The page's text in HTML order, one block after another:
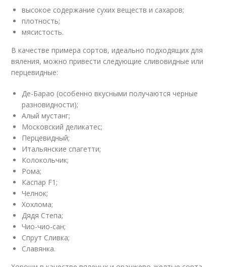
высокое содержание сухих веществ и сахаров;
плотность;
мясистость.
В качестве примера сортов, идеально подходящих для
вяления, можно привести следующие сливовидные или
перцевидные:
Де-Барао (особенно вкусными получаются черные
разновидности);
Алый мустанг;
Московский деликатес;
Перцевидный;
Итальянские спагетти;
Колокольчик;
Рома;
Каспар F1;
Челнок;
Хохлома;
Дядя Степа;
Чио-чио-сан;
Спрут Сливка;
Славянка.